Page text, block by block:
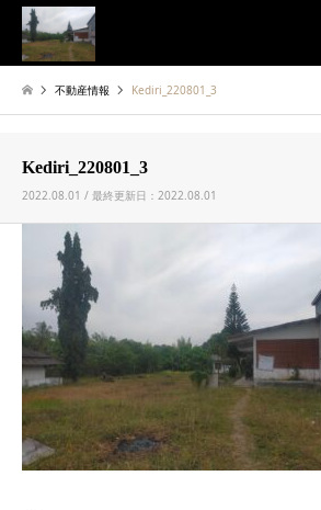
不動産情報 Kediri_220801_3
Kediri_220801_3
2022.08.01 / 最終更新日：2022.08.01